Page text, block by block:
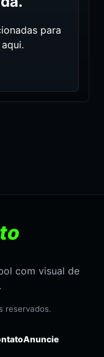
para
com visual de
reservados.
Anuncie